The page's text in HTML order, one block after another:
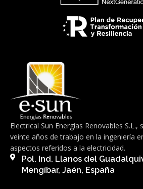
Electrical Sun Energías Renovables S.L.,
veinte años de trabajo en la ingeniería
aspectos referidos a la electricidad.
Pol. Ind. Llanos del
Mengíbar, Jaén, España